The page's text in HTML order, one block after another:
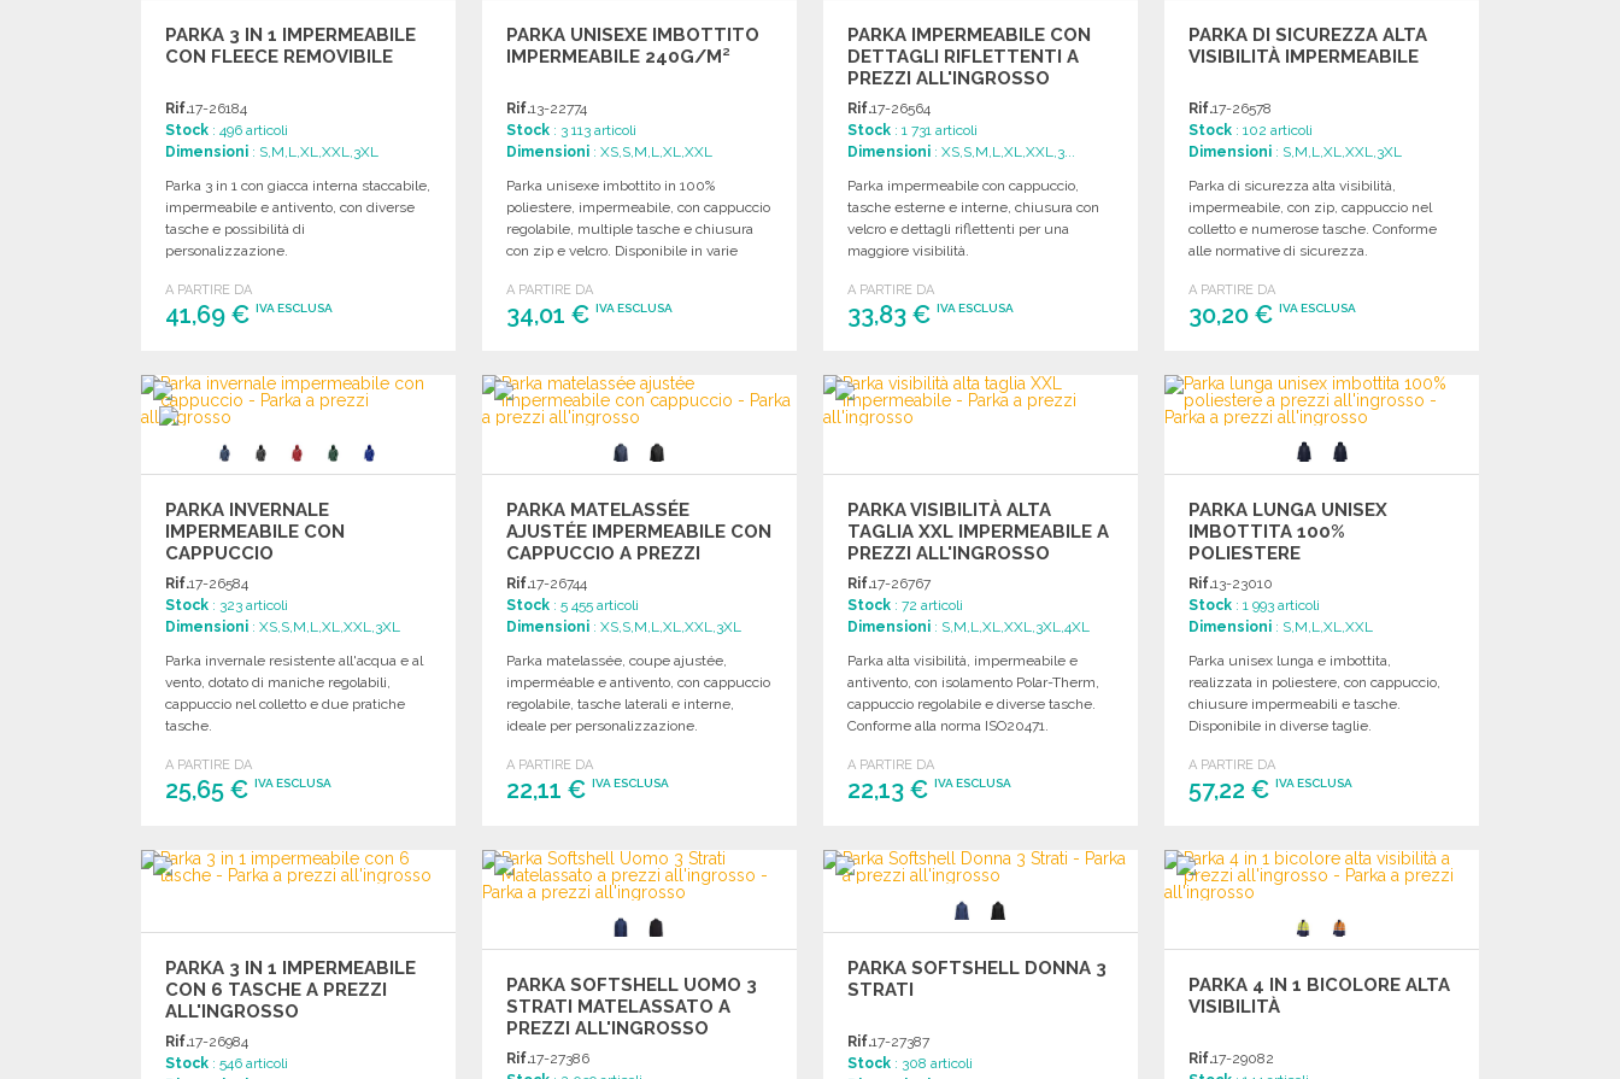
PARKA 3 IN 1 IMPERMEABILE
CON FLEECE REMOVIBILE
Rif.17-26184
Stock : 496 articoli
Dimensioni : S,M,L,XL,XXL,3XL
Parka 3 in 1 con giacca interna staccabile,
impermeabile e antivento, con diverse
tasche e possibilità di
personalizzazione.
A PARTIRE DA
41,69 € IVA ESCLUSA
Richiedi un preventivo
PARKA UNISEXE IMBOTTITO
IMPERMEABILE 240G/M²
Rif.13-22774
Stock : 3 113 articoli
Dimensioni : XS,S,M,L,XL,XXL
Parka unisexe imbottito in 100%
poliestere, impermeabile, con cappuccio
regolabile, multiple tasche e chiusura
con zip e velcro. Disponibile in varie
A PARTIRE DA
34,01 €IVA ESCLUSA
Richiedi un preventivo
PARKA IMPERMEABILE CON
DETTAGLI RIFLETTENTI A
PREZZI ALL'INGROSSO
Rif.17-26564
Stock : 1 731 articoli
Dimensioni : XS,S,M,L,XL,XXL,3...
Parka impermeabile con cappuccio,
tasche esterne e interne, chiusura con
velcro e dettagli riflettenti per una
maggiore visibilità.
A PARTIRE DA
33,83 €IVA ESCLUSA
Richiedi un preventivo
PARKA DI SICUREZZA ALTA
VISIBILITÀ IMPERMEABILE
Rif.17-26578
Stock : 102 articoli
Dimensioni : S,M,L,XL,XXL,3XL
Parka di sicurezza alta visibilità,
impermeabile, con zip, cappuccio nel
colletto e numerose tasche. Conforme
alle normative di sicurezza.
A PARTIRE DA
30,20 €IVA ESCLUSA
Richiedi un preventivo
PARKA INVERNALE
IMPERMEABILE CON
CAPPUCCIO
Rif.17-26584
Stock : 323 articoli
Dimensioni : XS,S,M,L,XL,XXL,3XL
Parka invernale resistente all'acqua e al
vento, dotato di maniche regolabili,
cappuccio nel colletto e due pratiche
tasche.
A PARTIRE DA
25,65 € IVA ESCLUSA
Richiedi un preventivo
PARKA MATELASSÉE
AJUSTÉE IMPERMEABILE CON
CAPPUCCIO A PREZZI
ALL'INGROSSO
Rif.17-26744
Stock : 5 455 articoli
Dimensioni : XS,S,M,L,XL,XXL,3XL
Parka matelassée, coupe ajustée,
imperméable e antivento, con cappuccio
regolabile, tasche laterali e interne,
ideale per personalizzazione.
A PARTIRE DA
22,11 €IVA ESCLUSA
Richiedi un preventivo
PARKA VISIBILITÀ ALTA
TAGLIA XXL IMPERMEABILE A
PREZZI ALL'INGROSSO
Rif.17-26767
Stock : 72 articoli
Dimensioni : S,M,L,XL,XXL,3XL,4XL
Parka alta visibilità, impermeabile e
antivento, con isolamento Polar-Therm,
cappuccio regolabile e diverse tasche.
Conforme alla norma ISO20471.
A PARTIRE DA
22,13 €IVA ESCLUSA
Richiedi un preventivo
PARKA LUNGA UNISEX
IMBOTTITA 100%
POLIESTERE
Rif.13-23010
Stock : 1 993 articoli
Dimensioni : S,M,L,XL,XXL
Parka unisex lunga e imbottita,
realizzata in poliestere, con cappuccio,
chiusure impermeabili e tasche.
Disponibile in diverse taglie.
A PARTIRE DA
57,22 €IVA ESCLUSA
Richiedi un preventivo
PARKA 3 IN 1 IMPERMEABILE
CON 6 TASCHE A PREZZI
ALL'INGROSSO
Rif.17-26984
Stock : 546 articoli
PARKA SOFTSHELL UOMO 3
STRATI MATELASSATO A
PREZZI ALL'INGROSSO
Rif.17-27386
PARKA SOFTSHELL DONNA 3
STRATI
Rif.17-27387
Stock : 308 articoli
PARKA 4 IN 1 BICOLORE ALTA
VISIBILITÀ
Rif.17-29082